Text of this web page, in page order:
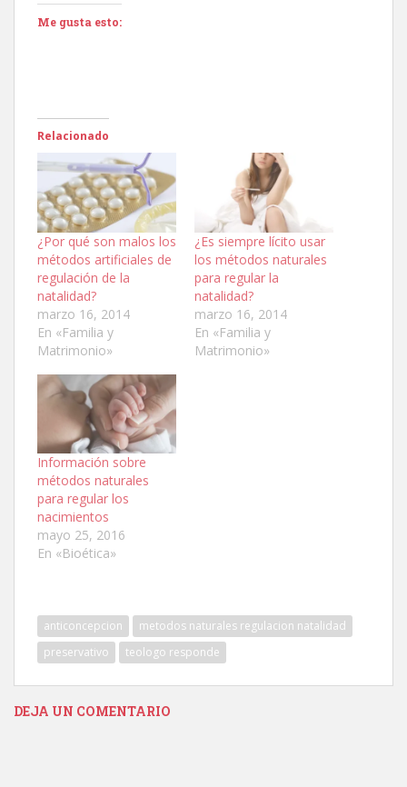
Me gusta esto:
Relacionado
¿Por qué son malos los
métodos artificiales de
regulación de la
natalidad?
marzo 16, 2014
En «Familia y
Matrimonio»
¿Es siempre lícito usar
los métodos naturales
para regular la
natalidad?
marzo 16, 2014
En «Familia y
Matrimonio»
Información sobre
métodos naturales
para regular los
nacimientos
mayo 25, 2016
En «Bioética»
anticoncepcion
metodos naturales regulacion natalidad
preservativo
teologo responde
DEJA UN COMENTARIO